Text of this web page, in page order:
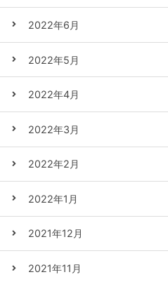
2022年6月
2022年5月
2022年4月
2022年3月
2022年2月
2022年1月
2021年12月
2021年11月